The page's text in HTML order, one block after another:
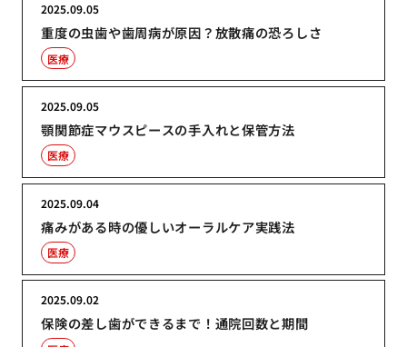
重度の虫歯や歯周病が原因？放散痛の恐ろしさ
2025.09.05
医療
顎関節症マウスピースの手入れと保管方法
2025.09.05
医療
痛みがある時の優しいオーラルケア実践法
2025.09.04
医療
保険の差し歯ができるまで！通院回数と期間
2025.09.02